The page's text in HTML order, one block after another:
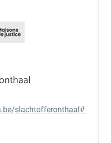
slachtofferonthaal#